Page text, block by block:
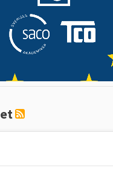
i
mitten av 2015
upp en tidsplan som
fram till 2025 med
fördjupa redan befintlig
till att inrätta ett